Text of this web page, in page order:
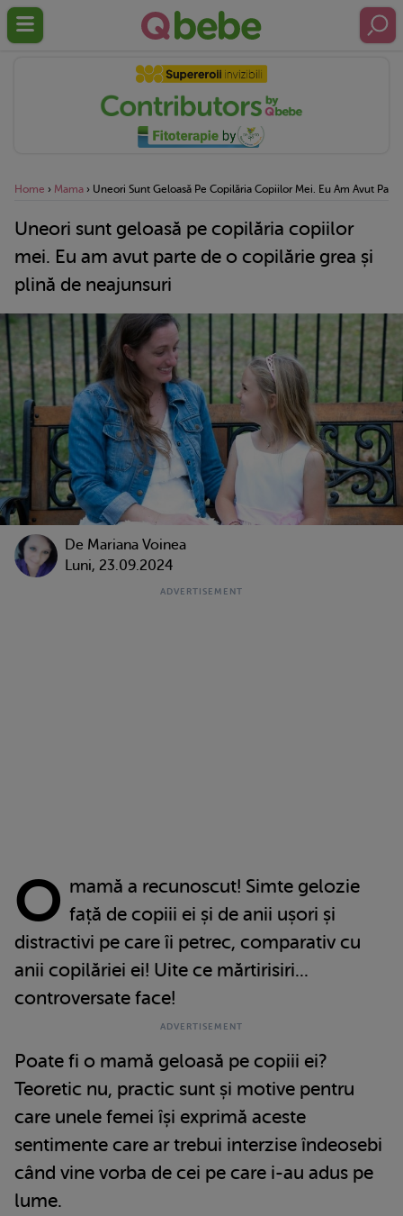
Home › Mama › Uneori Sunt Geloasă Pe Copilăria Copiilor Mei. Eu Am Avut
Uneori sunt geloasă pe copilăria copiilor
mei. Eu am avut parte de o copilărie grea și
plină de neajunsuri
De Mariana Voinea
Luni, 23.09.2024
O mamă a recunoscut! Simte gelozie
față de copiii ei și de anii ușori și
distractivi pe care îi petrec, comparativ cu
anii copilăriei ei! Uite ce mărtirisiri...
controversate face!
Poate fi o mamă geloasă pe copiii ei?
Teoretic nu, practic sunt și motive pentru
care unele femei își exprimă aceste
sentimente care ar trebui interzise îndeosebi
când vine vorba de cei pe care i-au adus pe
lume.